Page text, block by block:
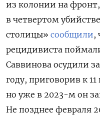
из колонии на
в четвертом
столицы» сообщили,
рецидивиста
Саввинова осудили
году, приговорив к
но уже в 2023-м он
Не позднее февраля